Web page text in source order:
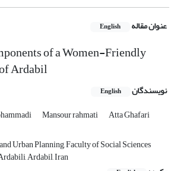
عنوان مقاله English
of a Women-Friendly
Ardabil
نویسندگان English
Mansour rahmati Atta Ghafari
Urban Planning, Faculty of Social Sciences
Ardabil, Iran